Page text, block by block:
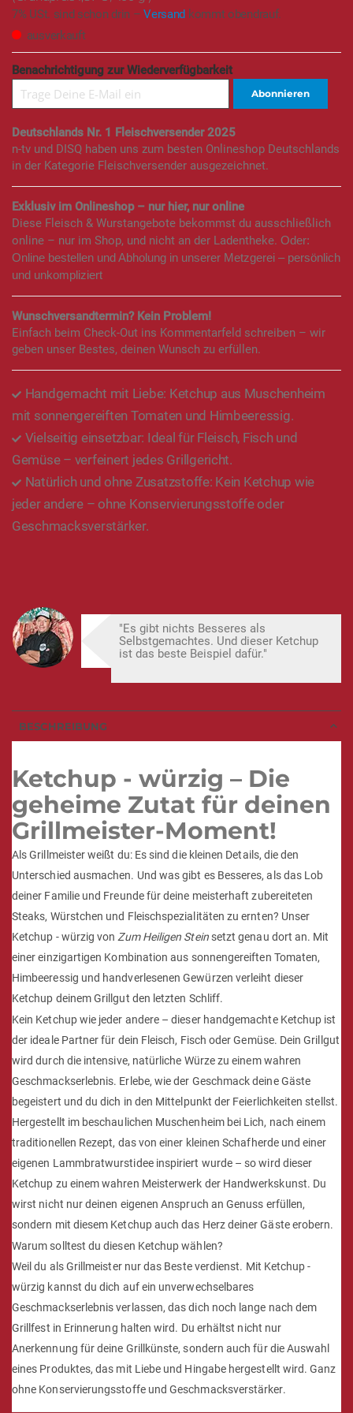
7% USt. sind schon drin –Versand kommt obendrauf.
ausverkauft
Benachrichtigung zur Wiederverfügbarkeit
Abonnieren
Deutschlands Nr. 1 Fleischversender 2025
n-tv und DISQ haben uns zum besten Onlineshop Deutschlands
in der Kategorie Fleischversender ausgezeichnet.
Exklusiv im Onlineshop – nur hier, nur online
Diese Fleisch & Wurstangebote bekommst du ausschließlich
online – nur im Shop, und nicht an der Ladentheke. Oder:
Online bestellen und Abholung in unserer Metzgerei – persönlich
und unkompliziert
Wunschversandtermin? Kein Problem!
Einfach beim Check-Out ins Kommentarfeld schreiben – wir
geben unser Bestes, deinen Wunsch zu erfüllen.
Handgemacht mit Liebe: Ketchup aus Muschenheim
mit sonnengereiften Tomaten und Himbeeressig.
Vielseitig einsetzbar: Ideal für Fleisch, Fisch und
Gemüse – verfeinert jedes Grillgericht.
Natürlich und ohne Zusatzstoffe: Kein Ketchup wie
jeder andere – ohne Konservierungsstoffe oder
Geschmacksverstärker.
"Es gibt nichts Besseres als
Selbstgemachtes. Und dieser Ketchup
ist das beste Beispiel dafür."
BESCHREIBUNG
Ketchup - würzig – Die
geheime Zutat für deinen
Grillmeister-Moment!
Als Grillmeister weißt du: Es sind die kleinen Details, die den
Unterschied ausmachen. Und was gibt es Besseres, als das Lob
deiner Familie und Freunde für deine meisterhaft zubereiteten
Steaks, Würstchen und Fleischspezialitäten zu ernten? Unser
Ketchup - würzig vonZum Heiligen Steinsetzt genau dort an. Mit
einer einzigartigen Kombination aus sonnengereiften Tomaten,
Himbeeressig und handverlesenen Gewürzen verleiht dieser
Ketchup deinem Grillgut den letzten Schliff.
Kein Ketchup wie jeder andere – dieser handgemachte Ketchup ist
der ideale Partner für dein Fleisch, Fisch oder Gemüse. Dein Grillgut
wird durch die intensive, natürliche Würze zu einem wahren
Geschmackserlebnis. Erlebe, wie der Geschmack deine Gäste
begeistert und du dich in den Mittelpunkt der Feierlichkeiten stellst.
Hergestellt im beschaulichen Muschenheim bei Lich, nach einem
traditionellen Rezept, das von einer kleinen Schafherde und einer
eigenen Lammbratwurstidee inspiriert wurde – so wird dieser
Ketchup zu einem wahren Meisterwerk der Handwerkskunst. Du
wirst nicht nur deinen eigenen Anspruch an Genuss erfüllen,
sondern mit diesem Ketchup auch das Herz deiner Gäste erobern.
Warum solltest du diesen Ketchup wählen?
Weil du als Grillmeister nur das Beste verdienst. Mit Ketchup -
würzig kannst du dich auf ein unverwechselbares
Geschmackserlebnis verlassen, das dich noch lange nach dem
Grillfest in Erinnerung halten wird. Du erhältst nicht nur
Anerkennung für deine Grillkünste, sondern auch für die Auswahl
eines Produktes, das mit Liebe und Hingabe hergestellt wird. Ganz
ohne Konservierungsstoffe und Geschmacksverstärker.